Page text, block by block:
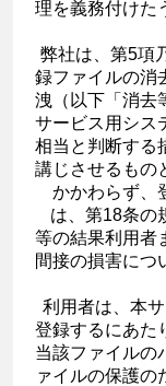
理を義務付けた
2．弊社は、第5
録ファイルの消
洩（以下「消去
サービス用シス
相当と判断する
講じさせるもの
かかわらず、
は、第18条の
等の結果利用者
間接の損害につ
3．利用者は、
登録するにあた
当該ファイルの
ァイルの保護の